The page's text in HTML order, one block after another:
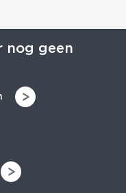
nog geen